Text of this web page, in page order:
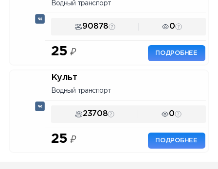
Водный транспорт
90878 0
25 ₽ ПОДРОБНЕЕ
Культ
Водный транспорт
23708 0
25 ₽ ПОДРОБНЕЕ